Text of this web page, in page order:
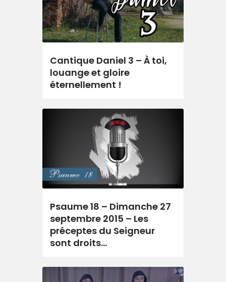
Cantique Daniel 3 – À toi,
louange et gloire
éternellement !
Psaume 18 – Dimanche 27
septembre 2015 – Les
préceptes du Seigneur
sont droits…